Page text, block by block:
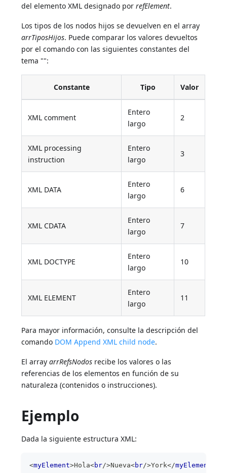
del elemento XML designado porrefElement.
Los tipos de los nodos hijos se devuelven en el array
arrTiposHijos. Puede comparar los valores devueltos
por el comando con las siguientes constantes del
tema "":
Constante Tipo Valor
XML comment
Entero
largo
2
XML processing
instruction
Entero
largo
3
XML DATA
Entero
largo
6
XML CDATA
Entero
largo
7
XML DOCTYPE
Entero
largo
10
XML ELEMENT
Entero
largo
11
Para mayor información, consulte la descripción del
comando DOM Append XML child node.
El arrayarrRefsNodos recibe los valores o las
referencias de los elementos en función de su
naturaleza (contenidos o instrucciones).
Ejemplo
Dada la siguiente estructura XML:
<myElement>Hola<br/>Nueva<br/>York</myElement